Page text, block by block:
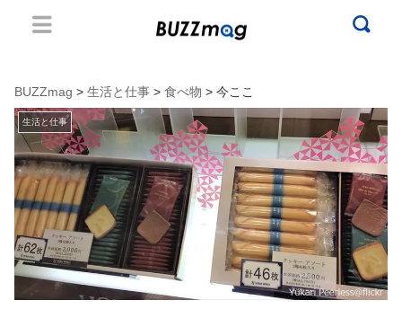
BUZZmag > 生活と仕事 > 食べ物 > 今ここ
生活と仕事